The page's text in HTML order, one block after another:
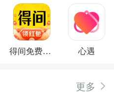
得间免费小说 心遇
更多